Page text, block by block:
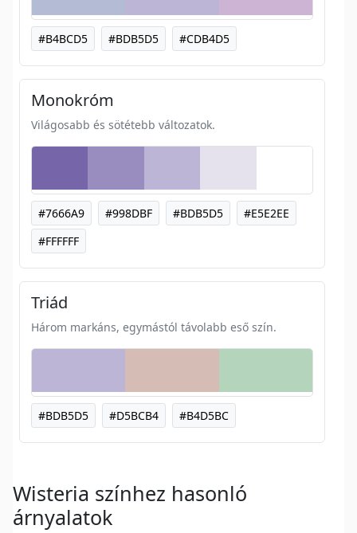
#B4BCD5 #BDB5D5 #CDB4D5
Monokróm
Világosabb és sötétebb változatok.
#7666A9 #998DBF #BDB5D5
#E5E2EE
#FFFFFF
Triád
Három markáns, egymástól távolabb eső szín.
#BDB5D5 #D5BCB4 #B4D5BC
Wisteria színhez hasonló
árnyalatok